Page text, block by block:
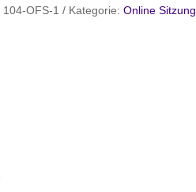
104-OFS-1 Kategorie: Online